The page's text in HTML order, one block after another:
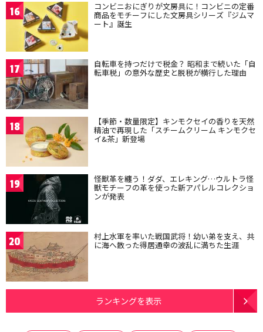
16 コンビニおにぎりが文房具に！コンビニの定番
商品をモチーフにした文房具シリーズ『ジムマ
ート』誕生
17 自転車を持つだけで税金？ 昭和まで続いた「自
転車税」の意外な歴史と脱税が横行した理由
18 【季節・数量限定】キンモクセイの香りを天然
精油で再現した「スチームクリーム キンモクセ
イ&茶」新登場
19 怪獣革を纏う！ダダ、エレキング…ウルトラ怪
獣モチーフの革を使った新アパレルコレクショ
ンが発表
20 村上水軍を率いた戦国武将！幼い弟を支え、共
に海へ散った得居通幸の波乱に満ちた生涯
ランキングを表示